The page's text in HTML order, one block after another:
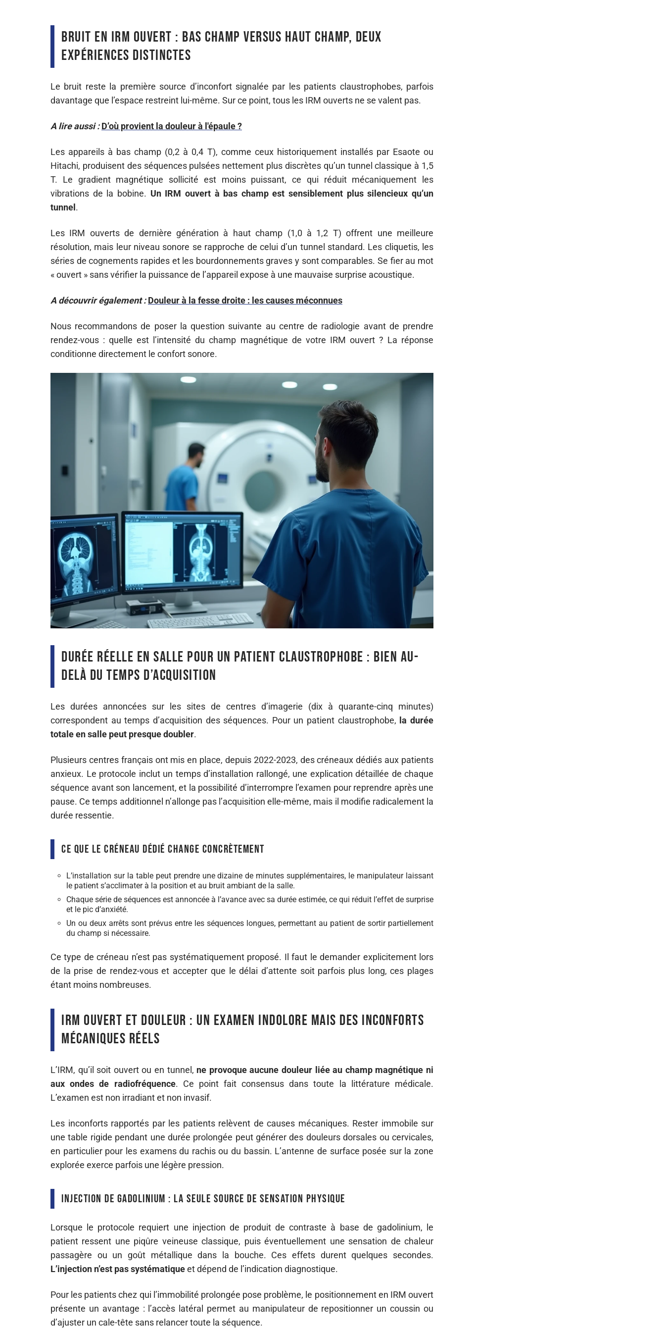
Bruit en IRM ouvert : bas champ versus haut champ, deux
expériences distinctes
Le bruit reste la première source d’inconfort signalée par les patients claustrophobes, parfois
davantage que l’espace restreint lui-même. Sur ce point, tous les IRM ouverts ne se valent pas.
A lire aussi : D’où provient la douleur à l'épaule ?
Les appareils à bas champ (0,2 à 0,4 T), comme ceux historiquement installés par Esaote ou
Hitachi, produisent des séquences pulsées nettement plus discrètes qu’un tunnel classique à 1,5
T. Le gradient magnétique sollicité est moins puissant, ce qui réduit mécaniquement les
vibrations de la bobine. Un IRM ouvert à bas champ est sensiblement plus silencieux qu’un
tunnel .
Les IRM ouverts de dernière génération à haut champ (1,0 à 1,2 T) offrent une meilleure
résolution, mais leur niveau sonore se rapproche de celui d’un tunnel standard. Les cliquetis, les
séries de cognements rapides et les bourdonnements graves y sont comparables. Se fier au mot
« ouvert » sans vérifier la puissance de l’appareil expose à une mauvaise surprise acoustique.
A découvrir également : Douleur à la fesse droite : les causes méconnues
Nous recommandons de poser la question suivante au centre de radiologie avant de prendre
rendez-vous : quelle est l’intensité du champ magnétique de votre IRM ouvert ? La réponse
conditionne directement le confort sonore.
Durée réelle en salle pour un patient claustrophobe : bien au-
delà du temps d’acquisition
Les durées annoncées sur les sites de centres d’imagerie (dix à quarante-cinq minutes)
correspondent au temps d’acquisition des séquences. Pour un patient claustrophobe, la durée
totale en salle peut presque doubler.
Plusieurs centres français ont mis en place, depuis 2022-2023, des créneaux dédiés aux patients
anxieux. Le protocole inclut un temps d’installation rallongé, une explication détaillée de chaque
séquence avant son lancement, et la possibilité d’interrompre l’examen pour reprendre après une
pause. Ce temps additionnel n’allonge pas l’acquisition elle-même, mais il modifie radicalement la
durée ressentie.
Ce que le créneau dédié change concrètement
L’installation sur la table peut prendre une dizaine de minutes supplémentaires, le manipulateur laissant
le patient s’acclimater à la position et au bruit ambiant de la salle.
Chaque série de séquences est annoncée à l’avance avec sa durée estimée, ce qui réduit l’effet de surprise
et le pic d’anxiété.
Un ou deux arrêts sont prévus entre les séquences longues, permettant au patient de sortir partiellement
du champ si nécessaire.
Ce type de créneau n’est pas systématiquement proposé. Il faut le demander explicitement lors
de la prise de rendez-vous et accepter que le délai d’attente soit parfois plus long, ces plages
étant moins nombreuses.
IRM ouvert et douleur : un examen indolore mais des inconforts
mécaniques réels
L’IRM, qu’il soit ouvert ou en tunnel, ne provoque aucune douleur liée au champ magnétique ni
aux ondes de radiofréquence. Ce point fait consensus dans toute la littérature médicale.
L’examen est non irradiant et non invasif.
Les inconforts rapportés par les patients relèvent de causes mécaniques. Rester immobile sur
une table rigide pendant une durée prolongée peut générer des douleurs dorsales ou cervicales,
en particulier pour les examens du rachis ou du bassin. L’antenne de surface posée sur la zone
explorée exerce parfois une légère pression.
Injection de gadolinium : la seule source de sensation physique
Lorsque le protocole requiert une injection de produit de contraste à base de gadolinium, le
patient ressent une piqûre veineuse classique, puis éventuellement une sensation de chaleur
passagère ou un goût métallique dans la bouche. Ces effets durent quelques secondes.
L’injection n’est pas systématiqueet dépend de l’indication diagnostique.
Pour les patients chez qui l’immobilité prolongée pose problème, le positionnement en IRM ouvert
présente un avantage : l’accès latéral permet au manipulateur de repositionner un coussin ou
d’ajuster un cale-tête sans relancer toute la séquence.